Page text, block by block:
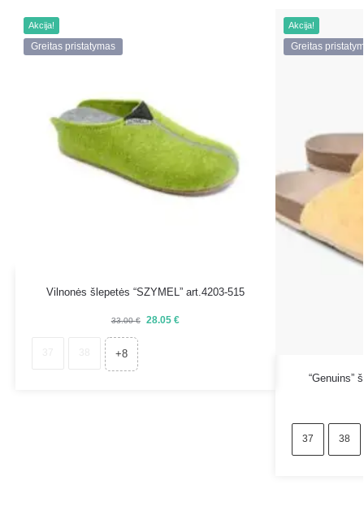
Akcija!
Greitas pristatymas
Vilnonės šlepetės “SZYMEL” art.4203-515
33.00€ 28.05 €
+8
Akcija!
Greitas
“Genuins”
37 38